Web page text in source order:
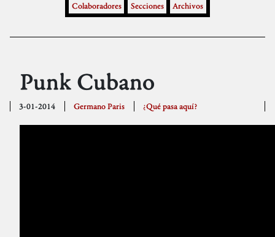
Colaboradores Secciones Archivos
Punk Cubano
3-01-2014 Germano Paris ¿Qué pasa aquí?